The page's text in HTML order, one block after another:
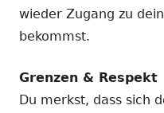
wieder Zugang zu
bekommst.
Grenzen & Respekt
Du merkst, dass sich